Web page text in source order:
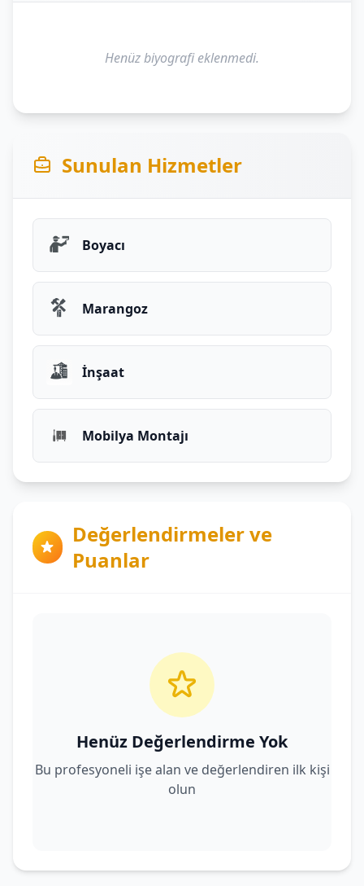
Henüz biyografi eklenmedi.
Sunulan Hizmetler
Boyacı
Marangoz
İnşaat
Mobilya Montajı
Değerlendirmeler ve
Puanlar
Henüz Değerlendirme Yok
Bu profesyoneli işe alan ve değerlendiren ilk kişi
olun